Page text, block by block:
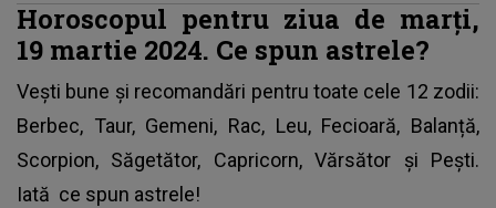
Horoscopul pentru ziua de marți,
19 martie 2024. Ce spun astrele?
Vești bune și recomandări pentru toate cele 12 zodii:
Berbec, Taur, Gemeni, Rac, Leu, Fecioară, Balanță,
Scorpion, Săgetător, Capricorn, Vărsător și Pești.
Iată ce spun astrele!